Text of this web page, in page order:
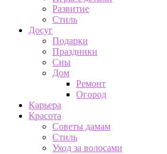
Развитие
Стиль
Досуг
Подарки
Праздники
Сны
Дом
Ремонт
Огород
Карьера
Красота
Советы дамам
Стиль
Уход за волосами